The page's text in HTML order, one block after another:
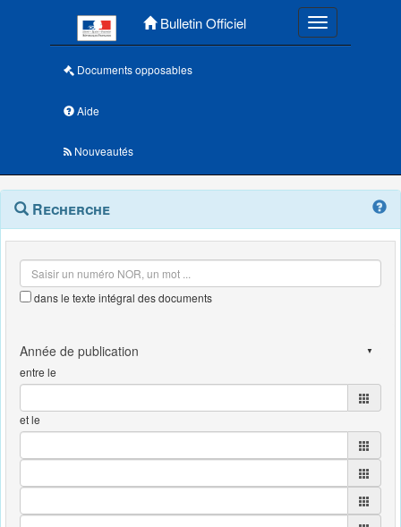
Bulletin Officiel Toggle
Documents opposables
Aide
Nouveautés
Navigation
outils
Menu
contextuel
Recherche
dans le texte intégral des documents
entre le
et le